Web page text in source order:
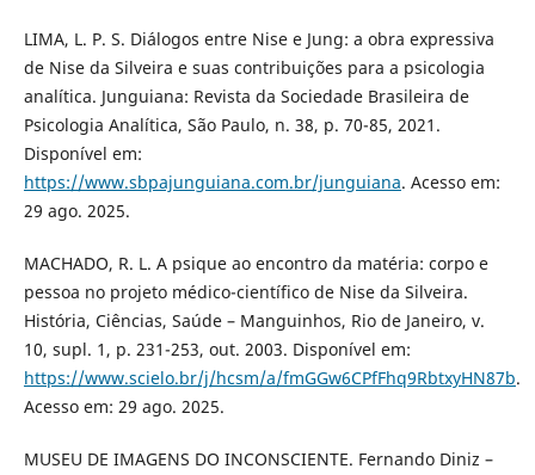
LIMA, L. P. S. Diálogos entre Nise e Jung: a obra expressiva
de Nise da Silveira e suas contribuições para a psicologia
analítica. Junguiana: Revista da Sociedade Brasileira de
Psicologia Analítica, São Paulo, n. 38, p. 70-85, 2021.
Disponível em:
https://www.sbpajunguiana.com.br/junguiana. Acesso em:
29 ago. 2025.
MACHADO, R. L. A psique ao encontro da matéria: corpo e
pessoa no projeto médico-científico de Nise da Silveira.
História, Ciências, Saúde – Manguinhos, Rio de Janeiro, v.
10, supl. 1, p. 231-253, out. 2003. Disponível em:
https://www.scielo.br/j/hcsm/a/fmGGw6CPfFhq9RbtxyHN87b.
Acesso em: 29 ago. 2025.
MUSEU DE IMAGENS DO INCONSCIENTE. Fernando Diniz –